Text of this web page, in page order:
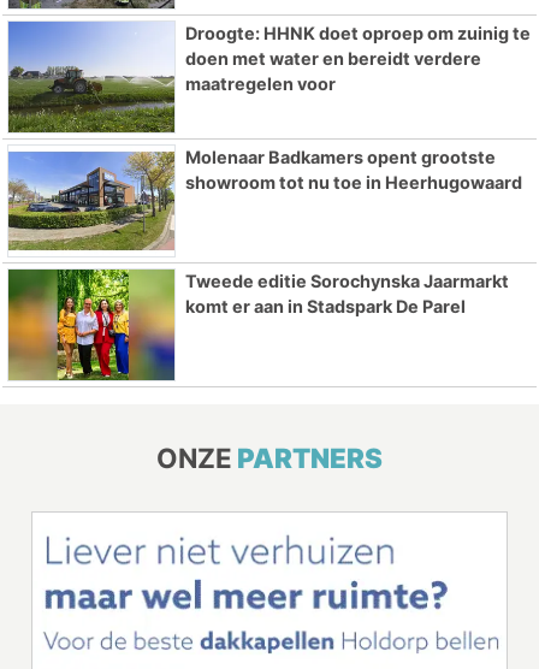
Droogte: HHNK doet oproep om zuinig te
doen met water en bereidt verdere
maatregelen voor
Molenaar Badkamers opent grootste
showroom tot nu toe in Heerhugowaard
Tweede editie Sorochynska Jaarmarkt
komt er aan in Stadspark De Parel
ONZE PARTNERS